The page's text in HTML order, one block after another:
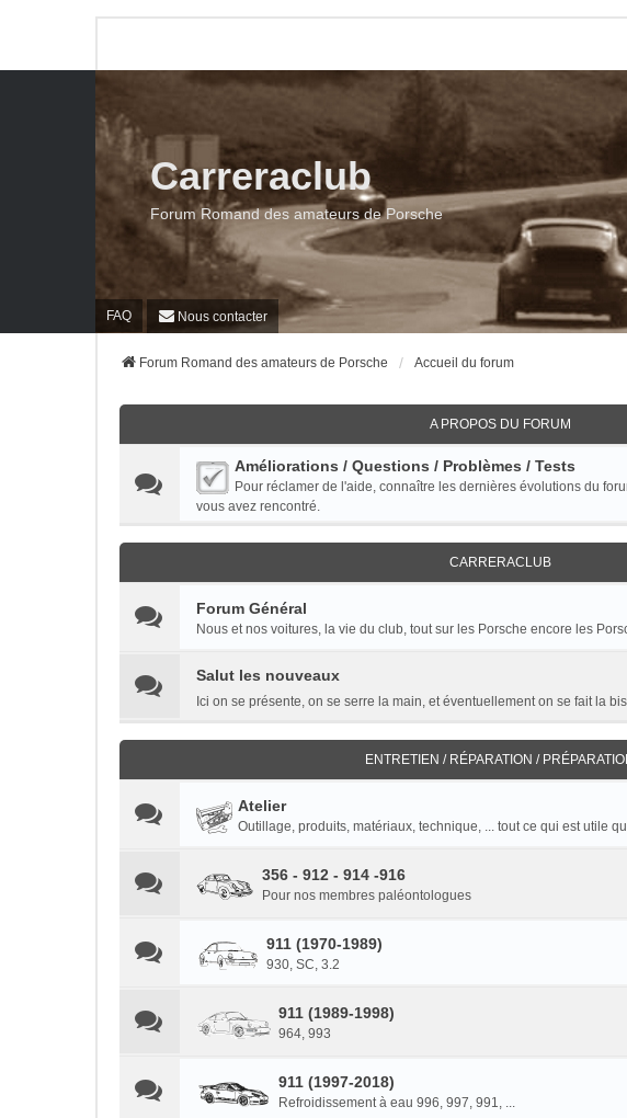
FAQ Nous contacter
Carreraclub
Forum Romand des amateurs de Porsche
Forum Romand des amateurs de Porsche Accueil du forum
A PROPOS DU FORUM
Améliorations / Questions / Problèmes / Tests
Pour réclamer de l'aide, connaître les dernières évolutions du
vous avez rencontré.
CARRERACLUB
Forum Général
Nous et nos voitures, la vie du club, tout sur les Porsche encore les
Salut les nouveaux
Ici on se présente, on se serre la main, et éventuellement on se fait la
ENTRETIEN / RÉPARATION /
Atelier
Outillage, produits, matériaux, technique, ... tout ce qui est utile
356 - 912 - 914 -916
Pour nos membres paléontologues
911 (1970-1989)
930, SC, 3.2
911 (1989-1998)
964, 993
911 (1997-2018)
Refroidissement à eau 996, 997, 991, ...